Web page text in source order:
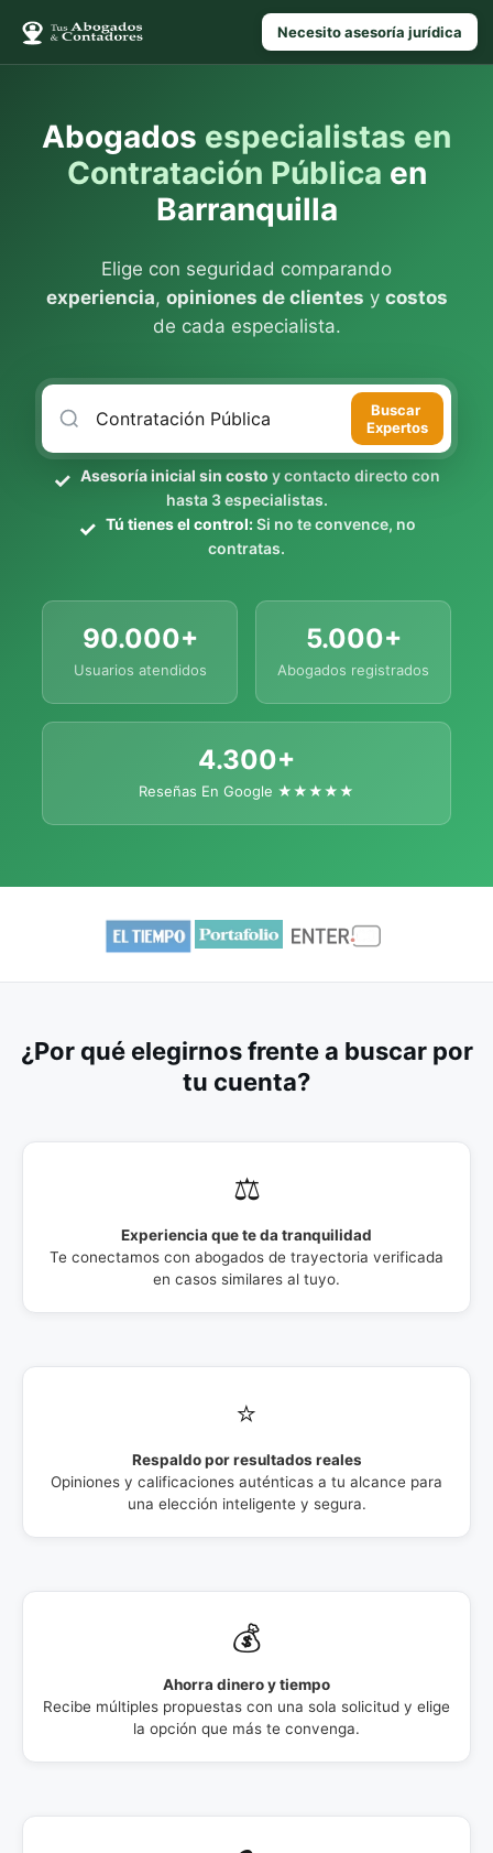
Necesito asesoría jurídica
Abogados especialistas en
Contratación Pública en
Barranquilla
Elige con seguridad comparando
experiencia, opiniones de clientes y costos
de cada especialista.
Buscar
Expertos
Asesoría inicial sin costo y contacto directo con
hasta 3 especialistas.
Tú tienes el control:Si no te convence, no
contratas.
90.000+
Usuarios atendidos
5.000+
Abogados registrados
4.300+
Reseñas En Google ★★★★★
¿Por qué elegirnos frente a buscar por
tu cuenta?
⚖️
Experiencia que te da tranquilidad
Te conectamos con abogados de trayectoria verificada
en casos similares al tuyo.
⭐
Respaldo por resultados reales
Opiniones y calificaciones auténticas a tu alcance para
una elección inteligente y segura.
💰
Ahorra dinero y tiempo
Recibe múltiples propuestas con una sola solicitud y elige
la opción que más te convenga.